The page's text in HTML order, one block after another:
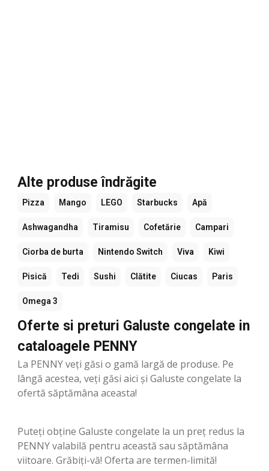
Alte produse îndrăgite
Pizza Mango LEGO Starbucks Apă
Ashwagandha Tiramisu Cofetărie Campari
Ciorba de burta Nintendo Switch Viva Kiwi
Pisică Tedi Sushi Clătite Ciucas Paris
Omega 3
Oferte si preturi Galuste congelate in
cataloagele PENNY
La PENNY veți găsi o gamă largă de produse. Pe
lângă acestea, veți găsi aici și Galuste congelate la
ofertă săptămâna aceasta!
Puteți obține Galuste congelate la un preț redus la
PENNY valabilă pentru această sau săptămâna
viitoare. Grăbiți-vă! Oferta are termen-limită!